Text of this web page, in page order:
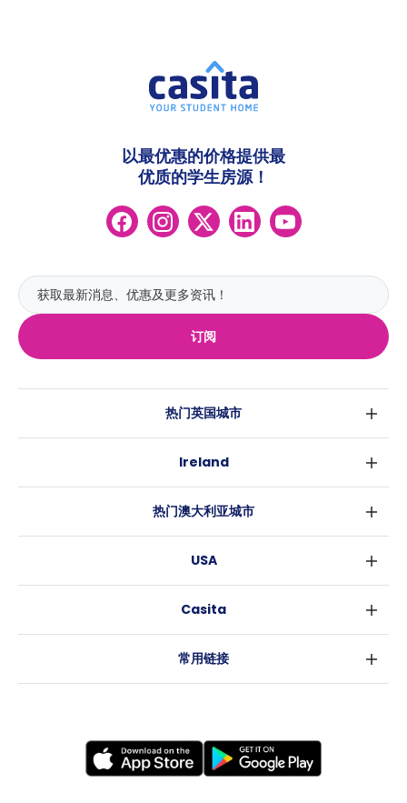
订阅
以最优惠的价格提供最
优质的学生房源！
热门英国城市
格拉斯哥
爱丁堡
利兹
布里斯托
卡迪夫
布拉德福德
纽卡斯尔
Ireland
都柏林
热门澳大利亚城市
布里斯班
阿德莱德
USA
洛杉矶
Casita
常用链接